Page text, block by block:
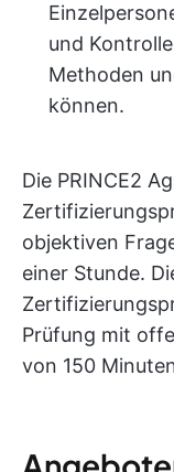
und
Methoden
können.
Die PRINCE2
objektiven
einer Stunde.
Prüfung mit
von 150